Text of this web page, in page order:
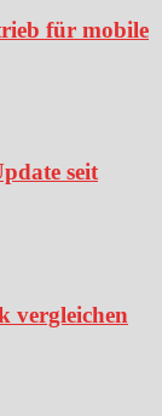
für mobile
seit
vergleichen